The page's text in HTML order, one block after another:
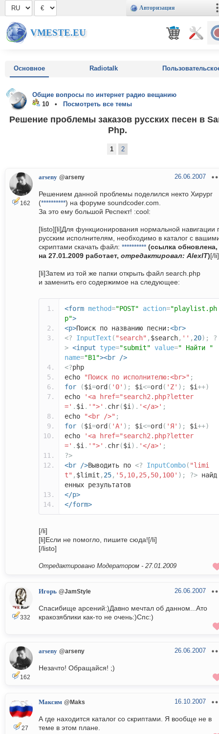
Авторизация
VMESTE.EU
Основное Radiotalk
Общие вопросы по интернет радио вещанию
10 •
Посмотреть все темы
Решение проблемы заказов русских песен в
Php.
1 2
162
arseny @arseny 26.06.2007
Решением данной проблемы поделился некто Хирург
(**********) на форуме soundcoder.com.
За это ему большой Респект! :cool:
[listo][li]Для функционирования нормальной навигации
русским исполнителям, необходимо в каталог с
скриптами скачать файл: ********** (ссылка обновлена,
на 27.01.2009 работает, отредактировал: AlexIT)[/li]
[li]Затем из той же папки открыть файл search.php
и заменить его содержимое на следующее:
<form method="POST" action="playlist.ph
p">
<p>Поиск по названию песни:<br>
<?
InputText ( "search" , $search, '' , 20);
?
> <input type="submit" value=" Найти "
name="B1"><br
/>
<?php
echo
"Поиск по исполнителю:<br>" ;
for
($i=ord ( '0' ); $i<=ord ( 'Z' ); $i++)
echo
'<a href="search2.php?letter
=' . $i . '">' . chr($i ). '</a>' ;
echo
"<br />" ;
for
($i=ord ( 'А' ); $i<=ord ( 'Я' ); $i++)
echo
'<a href="search2.php?letter
=' . $i . '">' . chr($i ). '</a>' ;
?>
<br
/>Выводить по <? InputCombo( "limi
t" , $limit , 25, '5,10,25,50,100' ); ?> найд
енных результатов
</p>
</form>
[/li]
[li]Если не помогло, пишите сюда![/li]
[/listo]
Отредактировано Модератором - 27.01.2009
332
Игорь @JamStyle 26.06.2007
Спасибище арсений:)Давно мечтал об данном...Ато
кракозяблики как-то не очень:)Спс:)
162
arseny @arseny 26.06.2007
Незачто! Обращайся! ;)
27
Максим @Maks 16.10.2007
А где находится каталог со скриптами. Я вообще не в
теме в этом плане.